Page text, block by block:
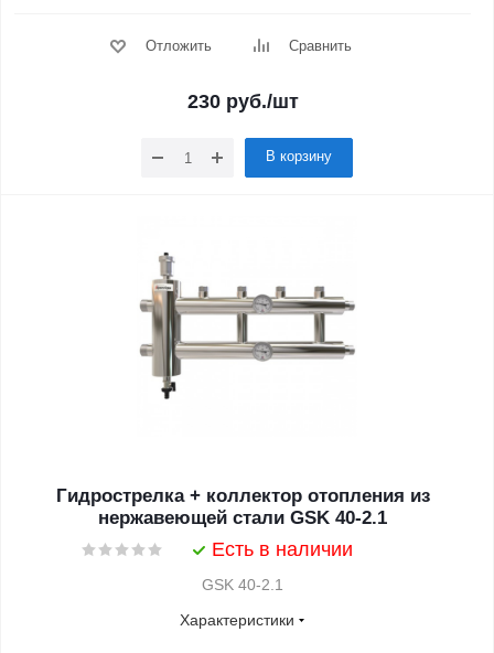
Отложить Сравнить
230 руб./шт
В корзину
Гидрострелка + коллектор отопления из
нержавеющей стали GSK 40-2.1
Есть в наличии
GSK 40-2.1
Характеристики